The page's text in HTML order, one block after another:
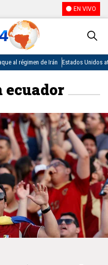
EN VIVO
al régimen de Irán Estados Unidos
ecuador